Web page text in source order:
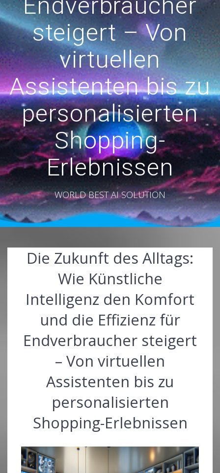
steigert – Von
virtuellen
Assistenten bis zu
personalisierten
Shopping-
Erlebnissen
WORLD BEST AI SOLUTION
Die Zukunft des Alltags:
Wie Künstliche
Intelligenz den Komfort
und die Effizienz für
Endverbraucher steigert
– Von virtuellen
Assistenten bis zu
personalisierten
Shopping-Erlebnissen